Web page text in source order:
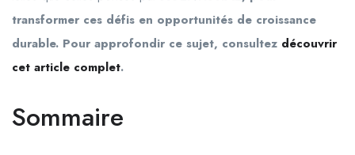
transformer ces défis en opportunités de croissance
durable. Pour approfondir ce sujet, consultez découvrir
cet article complet.
Sommaire